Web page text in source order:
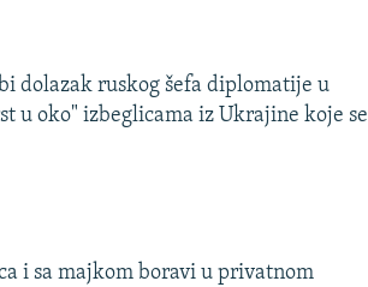
dolazak ruskog šefa diplomatije u
u oko" izbeglicama iz Ukrajine koje se
i sa majkom boravi u privatnom